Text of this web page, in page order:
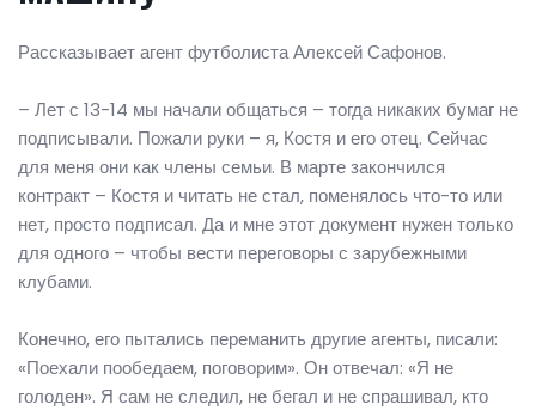
Рассказывает агент футболиста Алексей Сафонов.
– Лет с 13-14 мы начали общаться – тогда никаких бумаг не
подписывали. Пожали руки – я, Костя и его отец. Сейчас
для меня они как члены семьи. В марте закончился
контракт – Костя и читать не стал, поменялось что-то или
нет, просто подписал. Да и мне этот документ нужен только
для одного – чтобы вести переговоры с зарубежными
клубами.
Конечно, его пытались переманить другие агенты, писали:
«Поехали пообедаем, поговорим». Он отвечал: «Я не
голоден». Я сам не следил, не бегал и не спрашивал, кто